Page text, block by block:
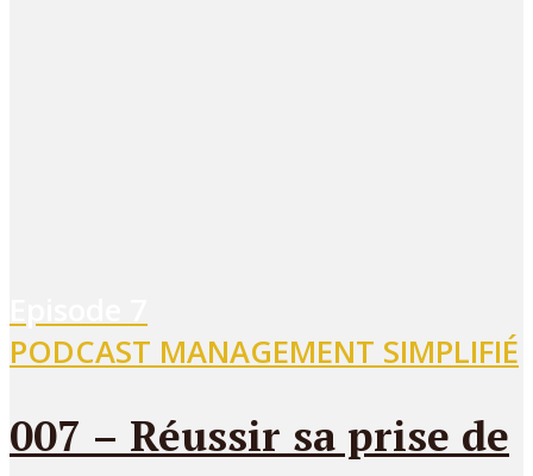
PODCAST MANAGEMENT SIMPLIFIÉ
007 – Réussir sa prise de